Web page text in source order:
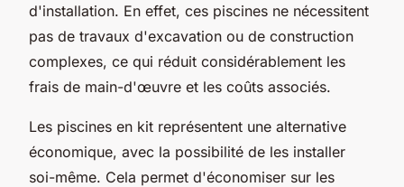
d'installation. En effet, ces piscines ne nécessitent
pas de travaux d'excavation ou de construction
complexes, ce qui réduit considérablement les
frais de main-d'œuvre et les coûts associés.
Les piscines en kit représentent une alternative
économique, avec la possibilité de les installer
soi-même. Cela permet d'économiser sur les